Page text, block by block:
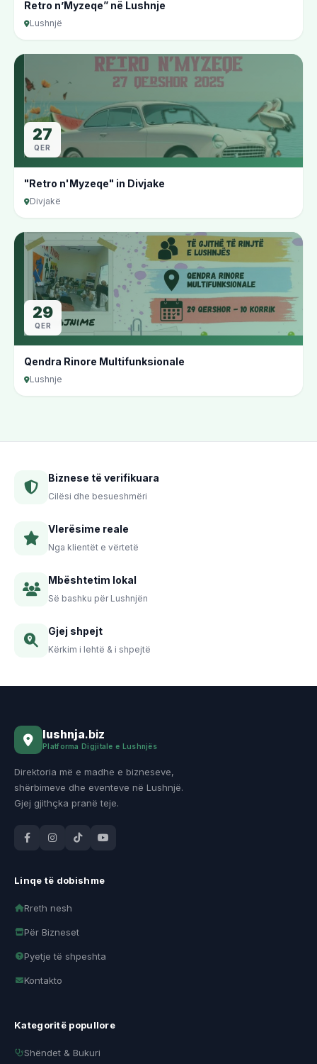
Retro n’Myzeqe” në Lushnje
Lushnjë
27
QER
"Retro n'Myzeqe" in Divjake
Divjakë
29
QER
Qendra Rinore Multifunksionale
Lushnje
Biznese të verifikuara
Cilësi dhe besueshmëri
Vlerësime reale
Nga klientët e vërtetë
Mbështetim lokal
Së bashku për Lushnjën
Gjej shpejt
Kërkim i lehtë & i shpejtë
lushnja.biz
Platforma Digjitale e Lushnjës
Direktoria më e madhe e bizneseve,
shërbimeve dhe eventeve në Lushnjë.
Gjej gjithçka pranë teje.
Linqe të dobishme
Rreth nesh
Për Bizneset
Pyetje të shpeshta
Kontakto
Kategoritë popullore
Shëndet & Bukuri